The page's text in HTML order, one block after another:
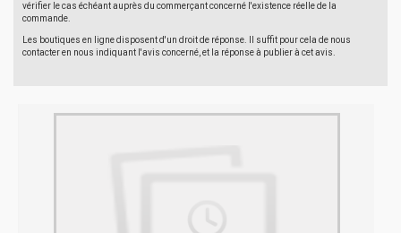
vérifier le cas échéant auprès du commerçant concerné l'existence réelle de la
commande.
Les boutiques en ligne disposent d'un droit de réponse. Il suffit pour cela de nous
contacter en nous indiquant l'avis concerné, et la réponse à publier à cet avis.